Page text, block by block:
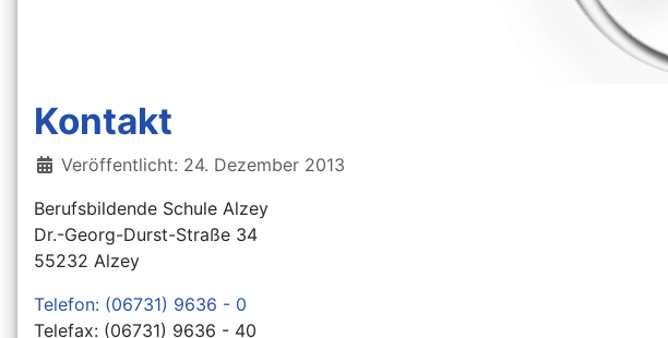
Kontakt
Details
Veröffentlicht: 24. Dezember 2013
Berufsbildende Schule Alzey
Dr.-Georg-Durst-Straße 34
55232 Alzey
Telefon: (06731) 9636 - 0
Telefax: (06731) 9636 - 40